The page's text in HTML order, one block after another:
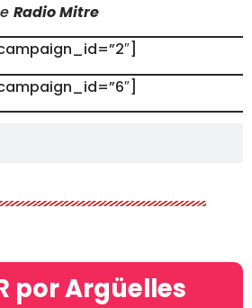
Radio Mitre
por Argüelles​